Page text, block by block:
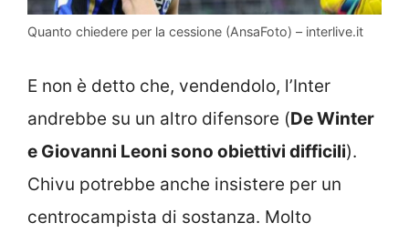
Quanto chiedere per la cessione (AnsaFoto) – interlive.it
E non è detto che, vendendolo, l’Inter
andrebbe su un altro difensore (De Winter
e Giovanni Leoni sono obiettivi difficili).
Chivu potrebbe anche insistere per un
centrocampista di sostanza. Molto